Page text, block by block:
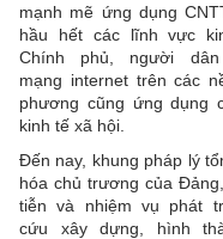
mạnh mẽ ứng dụng
hầu hết các lĩnh vực
Chính phủ, người
mạng internet trên các
phương cũng ứng dụng
kinh tế xã hội.
Đến nay, khung pháp lý
hóa chủ trương của
tiễn và nhiệm vụ phát
cứu xây dựng, hình